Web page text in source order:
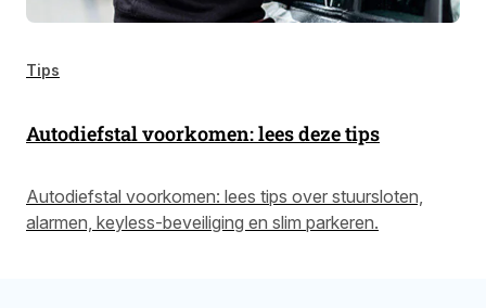
Tips
Autodiefstal voorkomen: lees deze tips
Autodiefstal voorkomen: lees tips over stuursloten,
alarmen, keyless-beveiliging en slim parkeren.